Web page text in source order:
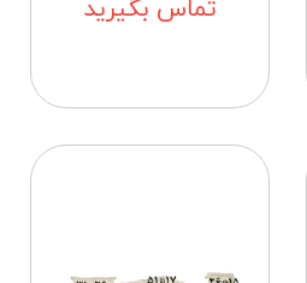
تماس بگیرید